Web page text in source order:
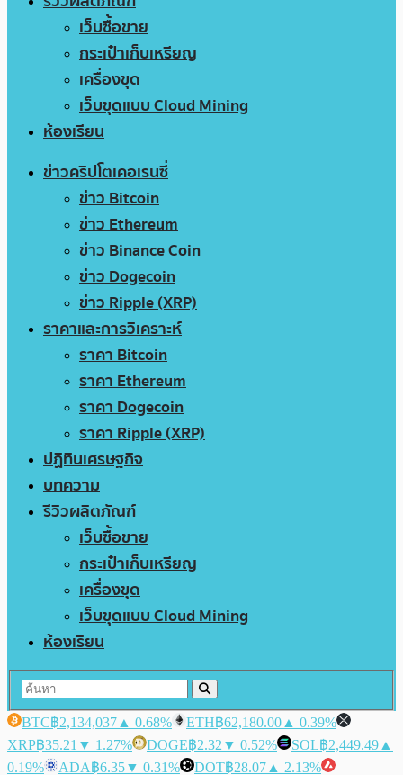
เว็บซื้อขาย
กระเป๋าเก็บเหรียญ
เครื่องขุด
เว็บขุดแบบ Cloud Mining
ห้องเรียน
ข่าวคริปโตเคอเรนซี่
ข่าว Bitcoin
ข่าว Ethereum
ข่าว Binance Coin
ข่าว Dogecoin
ข่าว Ripple (XRP)
ราคาและการวิเคราะห์
ราคา Bitcoin
ราคา Ethereum
ราคา Dogecoin
ราคา Ripple (XRP)
ปฏิทินเศรษฐกิจ
บทความ
รีวิวผลิตภัณฑ์
เว็บซื้อขาย
กระเป๋าเก็บเหรียญ
เครื่องขุด
เว็บขุดแบบ Cloud Mining
ห้องเรียน
BTC฿2,134,037 ▲ 0.68% ETH฿62,180.00 ▲ 0.39%
XRP฿35.21 ▼ 1.27% DOGE฿2.32 ▼ 0.52% SOL฿2,449.49 ▲
0.19%
ADA฿6.35▼ 0.31% DOT฿28.07 ▲ 2.13%